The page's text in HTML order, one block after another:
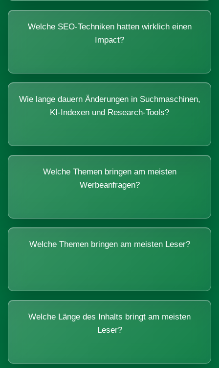
Welche SEO-Techniken hatten wirklich einen
Impact?
Wie lange dauern Änderungen in Suchmaschinen,
KI-Indexen und Research-Tools?
Welche Themen bringen am meisten
Werbeanfragen?
Welche Themen bringen am meisten Leser?
Welche Länge des Inhalts bringt am meisten
Leser?